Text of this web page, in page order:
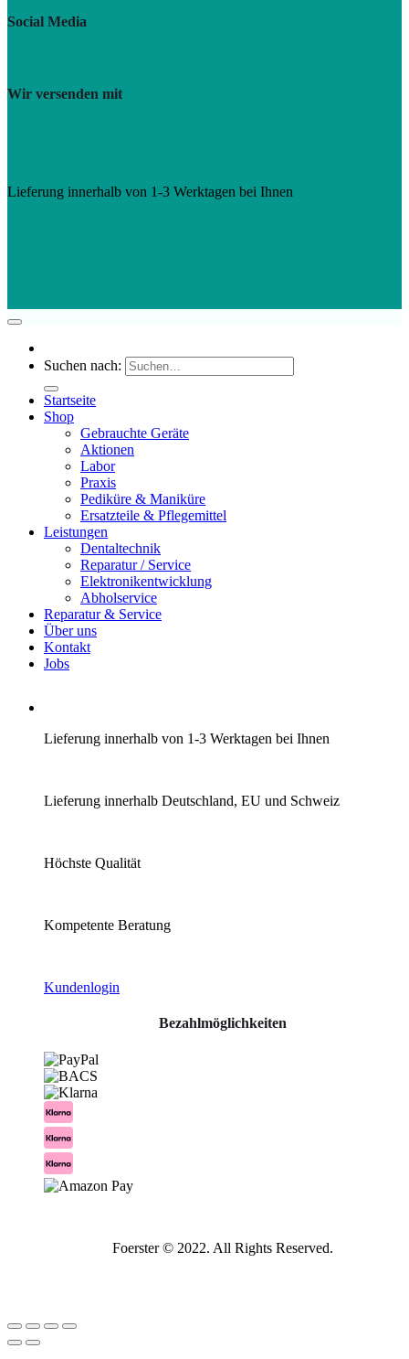
Social Media
Wir versenden mit
Lieferung innerhalb von 1-3 Werktagen bei Ihnen
Suchen nach:
Startseite
Shop
Gebrauchte Geräte
Aktionen
Labor
Praxis
Pediküre & Maniküre
Ersatzteile & Pflegemittel
Leistungen
Dentaltechnik
Reparatur / Service
Elektronikentwicklung
Abholservice
Reparatur & Service
Über uns
Kontakt
Jobs
Lieferung innerhalb von 1-3 Werktagen bei Ihnen
Lieferung innerhalb Deutschland, EU und Schweiz
Höchste Qualität
Kompetente Beratung
Kundenlogin
Bezahlmöglichkeiten
Foerster © 2022. All Rights Reserved.